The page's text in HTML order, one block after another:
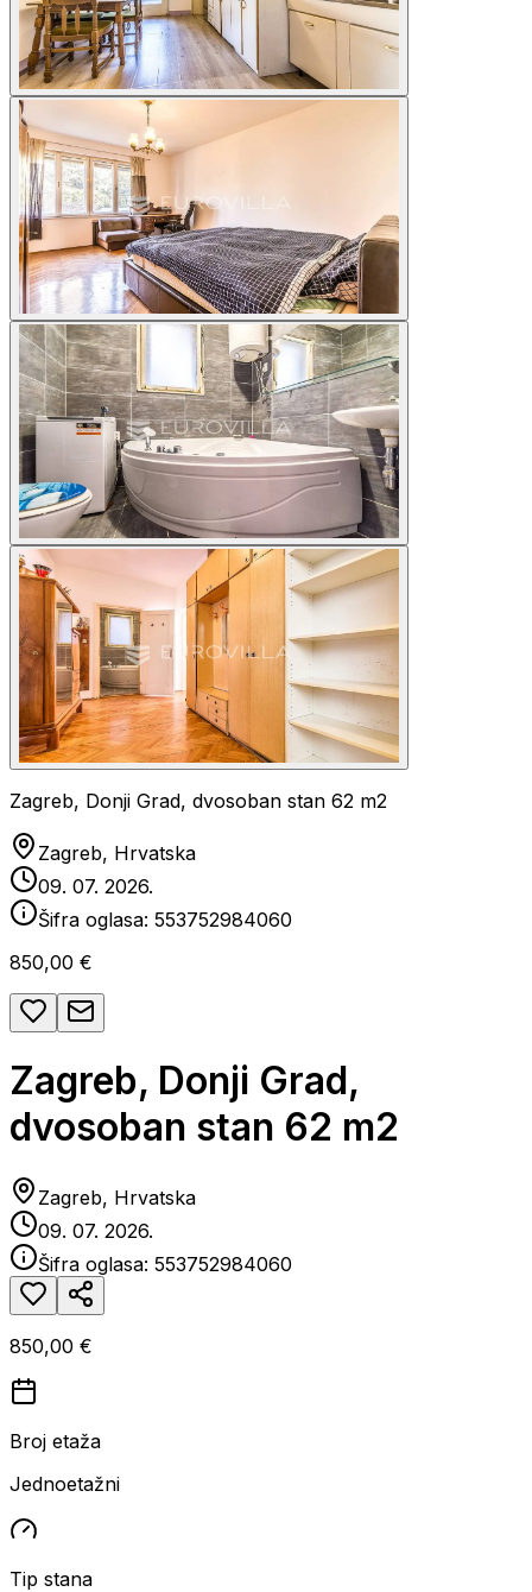
Zagreb, Donji Grad, dvosoban stan 62 m2
Zagreb, Hrvatska
09. 07. 2026.
Šifra oglasa: 553752984060
850,00 €
Zagreb, Donji Grad,
dvosoban stan 62 m2
Zagreb, Hrvatska
09. 07. 2026.
Šifra oglasa: 553752984060
850,00 €
Broj etaža
Jednoetažni
Tip stana